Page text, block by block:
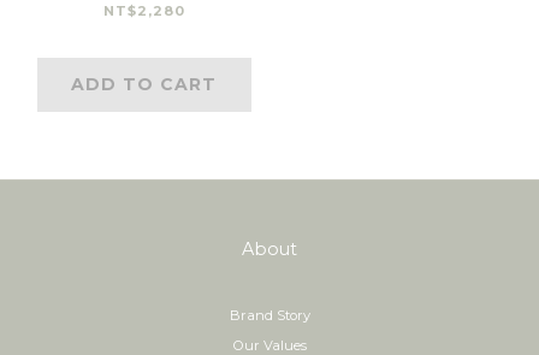
NT$2,280
ADD TO CART
About
Brand Story
Our Values